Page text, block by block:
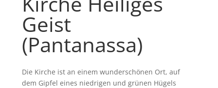
Geist
(Pantanassa)
Die Kirche ist an einem wunderschönen Ort, auf
dem Gipfel eines niedrigen und grünen Hügels